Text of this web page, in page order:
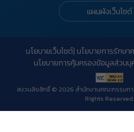
แผนผังเว็บไซต์
นโยบายเว็บไซต์ นโยบายการรักษ
นโยบายการคุ้มครองข้อมูลส่วนบุ
สงวนลิขสิทธิ์ © 2026 สำนักงานคณะกรรมก
Rights Reserved.